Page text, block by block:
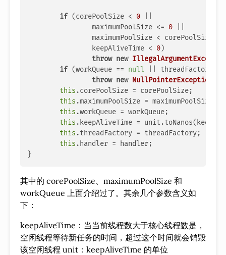
if (corePoolSize < 0
		maximumPoolSize <=
0
		keepAliveTime <
0)
throw new
if (workQueue == null || threadFactory
throw new NullPointerException
this .corePoolSize = corePoolSize;
this .maximumPoolSize = maximumPoolSize;
this .workQueue = workQueue;
this .keepAliveTime =
this .threadFactory = threadFactory;
this .handler = handler;
其中的 corePoolSize、maximumPoolSize 和
workQueue 上面介绍过了。其余几个参数含义如
下：
keepAliveTime：当当前线程数大于核心线程数是，
空闲线程等待新任务的时间，超过这个时间就会销毁
该空闲线程 unit：keepAliveTime 的单位